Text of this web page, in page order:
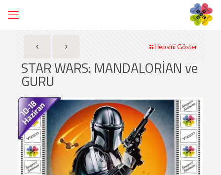
Hepsini Göster
STAR WARS: MANDALORİAN ve
GURU